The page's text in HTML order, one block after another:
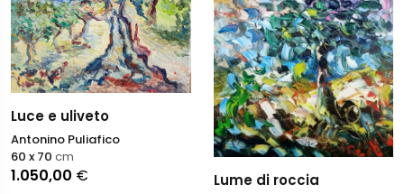
Luce e uliveto
Antonino Puliafico
1.050,00 €
60 x 70 cm
Lume di roccia